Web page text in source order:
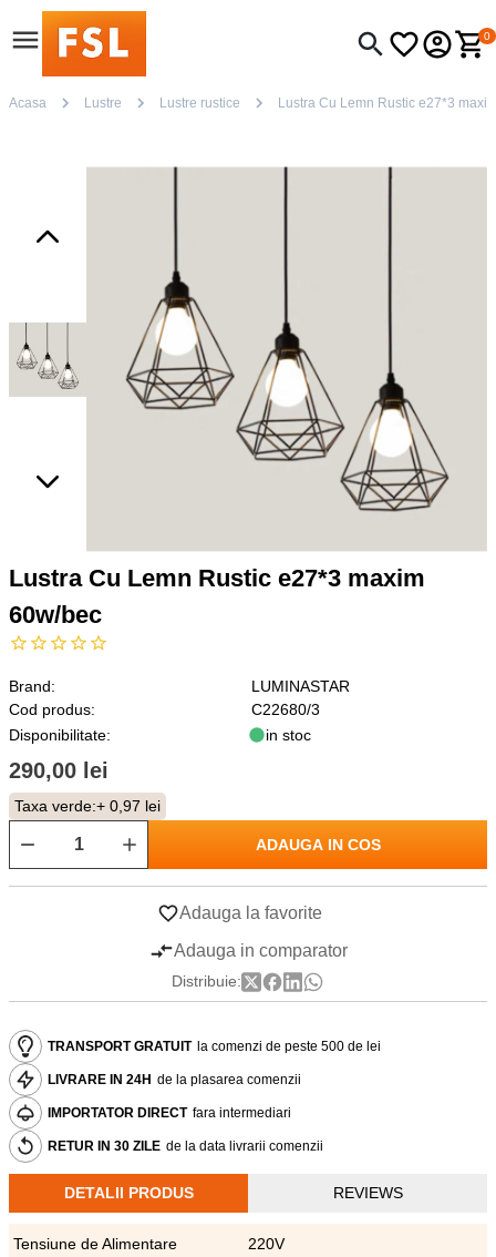
0
Acasa Lustre Lustre rustice Lustra Cu Lemn Rustic e27*3
Lustra Cu Lemn Rustic e27*3 maxim
60w/bec
Brand:
LUMINASTAR
Cod produs:
C22680/3
Disponibilitate:
in stoc
290,00 lei
Taxa verde:+ 0,97 lei
ADAUGA IN COS
Adauga la favorite
Adauga in comparator
Distribuie:
TRANSPORT GRATUIT la comenzi de peste 500 de lei
LIVRARE IN 24H de la plasarea comenzii
IMPORTATOR DIRECT fara intermediari
RETUR IN 30 ZILE de la data livrarii comenzii
DETALII PRODUS REVIEWS
Tensiune de Alimentare 220V